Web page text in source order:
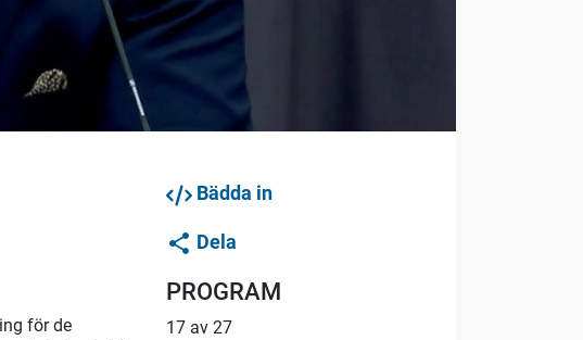
för de
Bädda in
Dela
PROGRAM
17 av 27